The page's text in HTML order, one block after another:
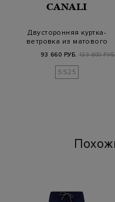
CANALI
Двусторонняя куртка-
ветровка из матового
влагозащитног…
93 660 РУБ. 133 800
SS25